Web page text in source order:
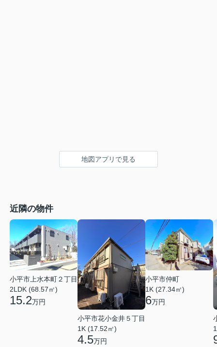
地図アプリで見る
近隣の物件
小平市上水本町２丁目
2LDK (68.57㎡)
15.2万円
小平市花小金井５丁目
1K (17.52㎡)
4.5万円
小平市仲町
1K (27.34㎡)
6万円